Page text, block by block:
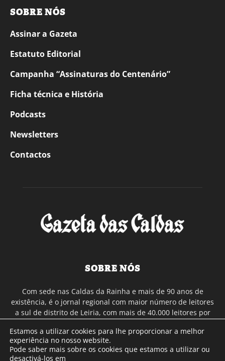
SOBRE NÓS
Assinar a Gazeta
Estatuto Editorial
Campanha “Assinaturas do Centenário”
Ficha técnica e História
Podcasts
Newsletters
Contactos
SOBRE NÓS
Com sede nas Caldas da Rainha e mais de 90 anos de
existência, é o jornal regional com maior número de leitores
a sul de distrito de Leiria, com mais de 40.000 leitores por
Continental e assinatura online.
Estamos a utilizar cookies para lhe proporcionar a melhor
experiência no nosso website.
Pode saber mais sobre os cookies que estamos a utilizar ou
desactivá-los em